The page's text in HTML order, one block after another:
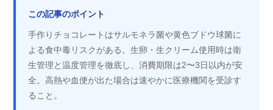
この記事のポイント
手作りチョコレートはサルモネラ菌や黄色ブドウ球菌に
よる食中毒リスクがある。生卵・生クリーム使用時は衛
生管理と温度管理を徹底し、消費期限は2〜3日以内が安
全。高熱や血便が出た場合は速やかに医療機関を受診す
ること。